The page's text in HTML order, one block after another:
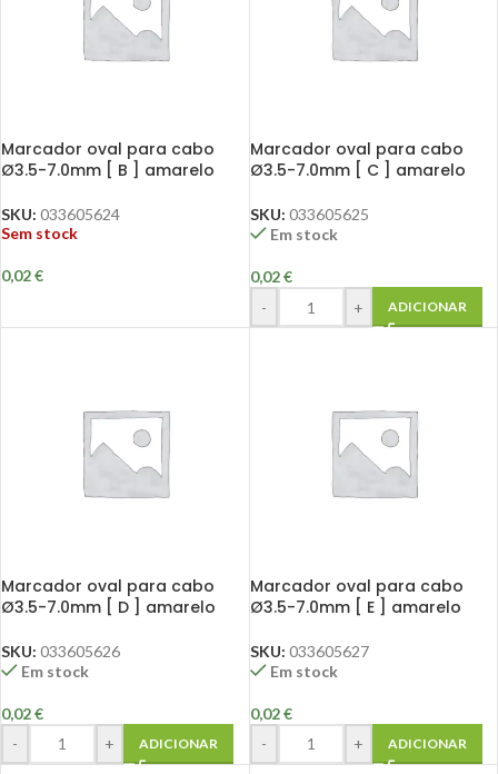
Marcador oval para cabo
Ø3.5-7.0mm [ B ] amarelo
SKU: 033605624
Sem stock
0,02€
Marcador oval para cabo
Ø3.5-7.0mm [ C ] amarelo
SKU: 033605625
Em stock
0,02€
-
+ ADICIONAR
Marcador oval para cabo
Ø3.5-7.0mm [ D ] amarelo
SKU: 033605626
Em stock
0,02€
-
+ ADICIONAR
Marcador oval para cabo
Ø3.5-7.0mm [ E ] amarelo
SKU: 033605627
Em stock
0,02€
-
+ ADICIONAR